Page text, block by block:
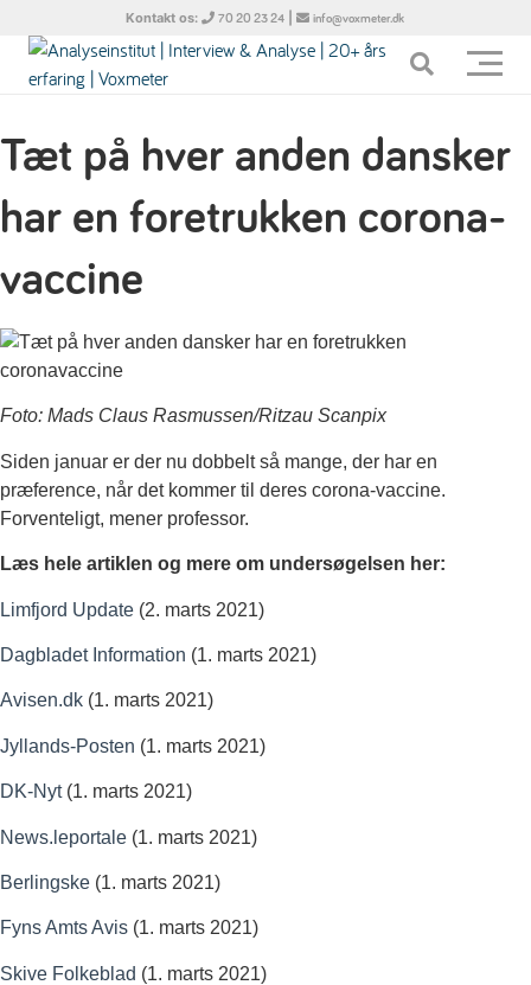
Kontakt os: 70 20 23 24 | info@voxmeter.dk
Tæt på hver anden dansker
har en foretrukken corona-
vaccine
Foto: Mads Claus Rasmussen/Ritzau Scanpix
Siden januar er der nu dobbelt så mange, der har en
præference, når det kommer til deres corona-vaccine.
Forventeligt, mener professor.
Læs hele artiklen og mere om undersøgelsen her:
Limfjord Update (2. marts 2021)
Dagbladet Information (1. marts 2021)
Avisen.dk (1. marts 2021)
Jyllands-Posten (1. marts 2021)
DK-Nyt(1. marts 2021)
News.leportale (1. marts 2021)
Berlingske (1. marts 2021)
Fyns Amts Avis (1. marts 2021)
Skive Folkeblad (1. marts 2021)